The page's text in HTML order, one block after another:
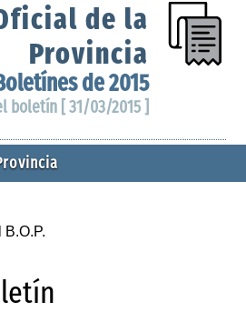
de la
Provincia
de 2015
boletín [ 31/03/2015 ]